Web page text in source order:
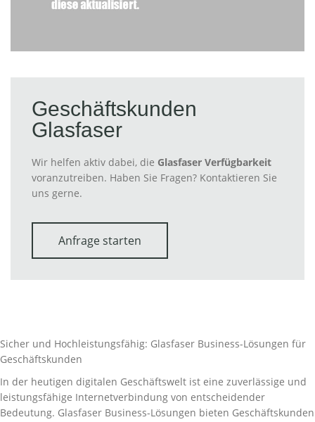
Geschäftskunden
Glasfaser
Wir helfen aktiv dabei, die Glasfaser Verfügbarkeit
voranzutreiben. Haben Sie Fragen? Kontaktieren Sie
uns gerne.
Anfrage starten
Sicher und Hochleistungsfähig: Glasfaser Business-Lösungen für
Geschäftskunden
In der heutigen digitalen Geschäftswelt ist eine zuverlässige und
leistungsfähige Internetverbindung von entscheidender
Bedeutung. Glasfaser Business-Lösungen bieten Geschäftskunden